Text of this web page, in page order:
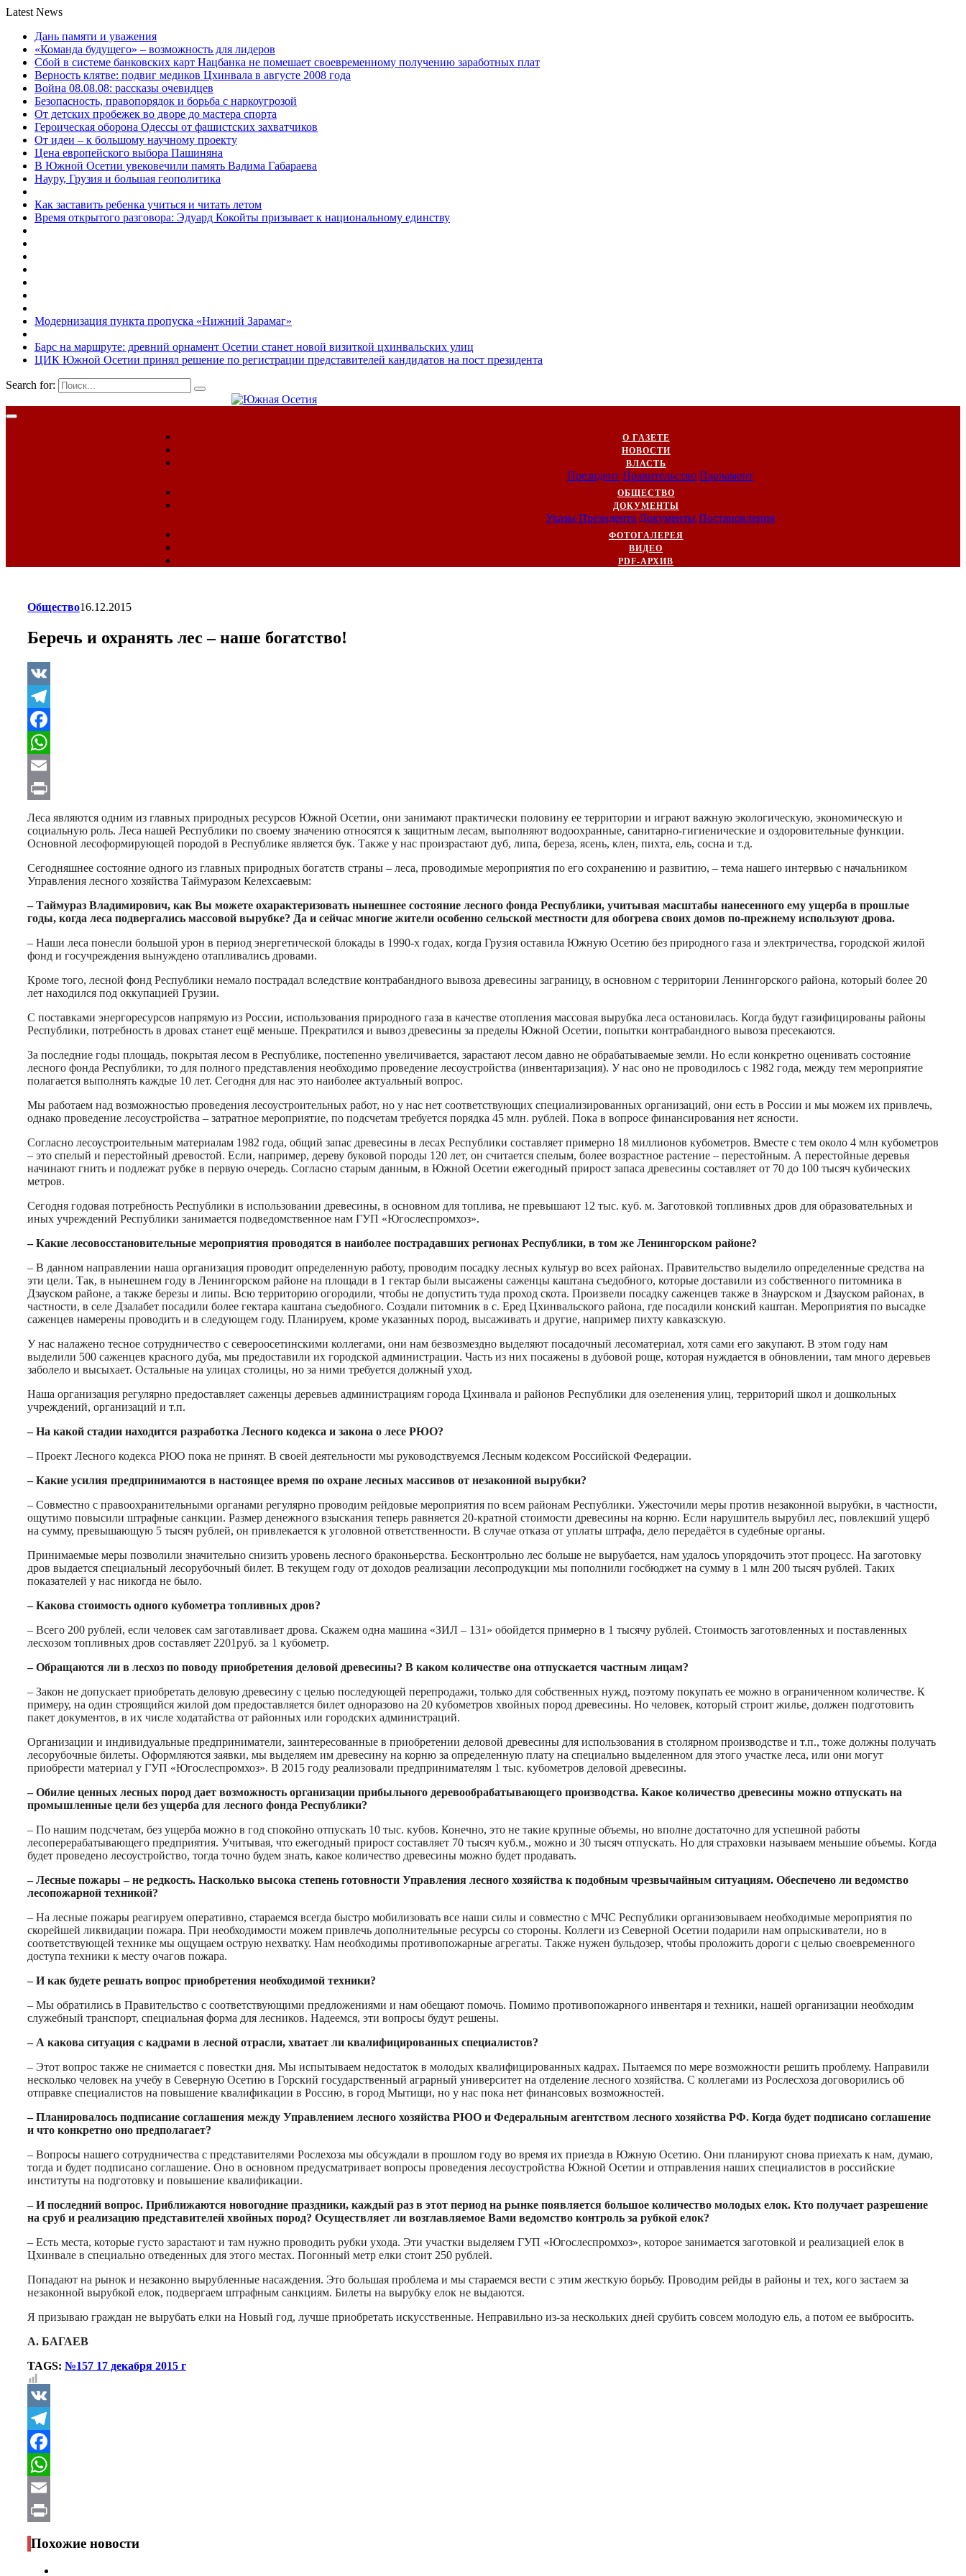
Latest News
Дань памяти и уважения
«Команда будущего» – возможность для лидеров
Сбой в системе банковских карт Нацбанка не помешает своевременному получению заработных плат
Верность клятве: подвиг медиков Цхинвала в августе 2008 года
Война 08.08.08: рассказы очевидцев
Безопасность, правопорядок и борьба с наркоугрозой
От детских пробежек во дворе до мастера спорта
Героическая оборона Одессы от фашистских захватчиков
От идеи – к большому научному проекту
Цена европейского выбора Пашиняна
В Южной Осетии увековечили память Вадима Габараева
Науру, Грузия и большая геополитика
Как заставить ребенка учиться и читать летом
Время открытого разговора: Эдуард Кокойты призывает к национальному единству
Модернизация пункта пропуска «Нижний Зарамаг»
Барс на маршруте: древний орнамент Осетии станет новой визиткой цхинвальских улиц
ЦИК Южной Осетии принял решение по регистрации представителей кандидатов на пост президента
Search for:
О ГАЗЕТЕ
НОВОСТИ
ВЛАСТЬ
Президент Правительство Парламент
ОБЩЕСТВО
ДОКУМЕНТЫ
Указы Президента Документы Постановления
ФОТОГАЛЕРЕЯ
ВИДЕО
PDF-АРХИВ
Общество16.12.2015
Беречь и охранять лес – наше богатство!
VK
Telegram
Facebook
WhatsApp
Email
Print
Леса являются одним из главных природных ресурсов Южной Осетии, они занимают практически половину ее территории и играют важную экологическую, экономическую и
социальную роль. Леса нашей Республики по своему значению относятся к защитным лесам, выполняют водоохранные, санитарно-гигиенические и оздоровительные функции.
Основной лесоформирующей породой в Республике является бук. Также у нас произрастают дуб, липа, береза, ясень, клен, пихта, ель, сосна и т.д.
Сегодняшнее состояние одного из главных природных богатств страны – леса, проводимые мероприятия по его сохранению и развитию, – тема нашего интервью с начальником
Управления лесного хозяйства Таймуразом Келехсаевым:
– Таймураз Владимирович, как Вы можете охарактеризовать нынешнее состояние лесного фонда Республики, учитывая масштабы нанесенного ему ущерба в прошлые
годы, когда леса подвергались массовой вырубке? Да и сейчас многие жители особенно сельской местности для обогрева своих домов по-прежнему используют дрова.
– Наши леса понесли большой урон в период энергетической блокады в 1990-х годах, когда Грузия оставила Южную Осетию без природного газа и электричества, городской жилой
фонд и госучреждения вынуждено отапливались дровами.
Кроме того, лесной фонд Республики немало пострадал вследствие контрабандного вывоза древесины заграницу, в основном с территории Ленингорского района, который более 20
лет находился под оккупацией Грузии.
С поставками энергоресурсов напрямую из России, использования природного газа в качестве отопления массовая вырубка леса остановилась. Когда будут газифицированы районы
Республики, потребность в дровах станет ещё меньше. Прекратился и вывоз древесины за пределы Южной Осетии, попытки контрабандного вывоза пресекаются.
За последние годы площадь, покрытая лесом в Республике, постепенно увеличивается, зарастают лесом давно не обрабатываемые земли. Но если конкретно оценивать состояние
лесного фонда Республики, то для полного представления необходимо проведение лесоустройства (инвентаризация). У нас оно не проводилось с 1982 года, между тем мероприятие
полагается выполнять каждые 10 лет. Сегодня для нас это наиболее актуальный вопрос.
Мы работаем над возможностью проведения лесоустроительных работ, но у нас нет соответствующих специализированных организаций, они есть в России и мы можем их привлечь,
однако проведение лесоустройства – затратное мероприятие, по подсчетам требуется порядка 45 млн. рублей. Пока в вопросе финансирования нет ясности.
Согласно лесоустроительным материалам 1982 года, общий запас древесины в лесах Республики составляет примерно 18 миллионов кубометров. Вместе с тем около 4 млн кубометров
– это спелый и перестойный древостой. Если, например, дереву буковой породы 120 лет, он считается спелым, более возрастное растение – перестойным. А перестойные деревья
начинают гнить и подлежат рубке в первую очередь. Согласно старым данным, в Южной Осетии ежегодный прирост запаса древесины составляет от 70 до 100 тысяч кубических
метров.
Сегодня годовая потребность Республики в использовании древесины, в основном для топлива, не превышают 12 тыс. куб. м. Заготовкой топливных дров для образовательных и
иных учреждений Республики занимается подведомственное нам ГУП «Югослеспромхоз».
– Какие лесовосстановительные мероприятия проводятся в наиболее пострадавших регионах Республики, в том же Ленингорском районе?
– В данном направлении наша организация проводит определенную работу, проводим посадку лесных культур во всех районах. Правительство выделило определенные средства на
эти цели. Так, в нынешнем году в Ленингорском районе на площади в 1 гектар были высажены саженцы каштана съедобного, которые доставили из собственного питомника в
Дзауском районе, а также березы и липы. Всю территорию огородили, чтобы не допустить туда проход скота. Произвели посадку саженцев также в Знаурском и Дзауском районах, в
частности, в селе Дзалабет посадили более гектара каштана съедобного. Создали питомник в с. Еред Цхинвальского района, где посадили конский каштан. Мероприятия по высадке
саженцев намерены проводить и в следующем году. Планируем, кроме указанных пород, высаживать и другие, например пихту кавказскую.
У нас налажено тесное сотрудничество с североосетинскими коллегами, они нам безвозмездно выделяют посадочный лесоматериал, хотя сами его закупают. В этом году нам
выделили 500 саженцев красного дуба, мы предоставили их городской администрации. Часть из них посажены в дубовой роще, которая нуждается в обновлении, там много деревьев
заболело и высыхает. Остальные на улицах столицы, но за ними требуется должный уход.
Наша организация регулярно предоставляет саженцы деревьев администрациям города Цхинвала и районов Республики для озеленения улиц, территорий школ и дошкольных
учреждений, организаций и т.п.
– На какой стадии находится разработка Лесного кодекса и закона о лесе РЮО?
– Проект Лесного кодекса РЮО пока не принят. В своей деятельности мы руководствуемся Лесным кодексом Российской Федерации.
– Какие усилия предпринимаются в настоящее время по охране лесных массивов от незаконной вырубки?
– Совместно с правоохранительными органами регулярно проводим рейдовые мероприятия по всем районам Республики. Ужесточили меры против незаконной вырубки, в частности,
ощутимо повысили штрафные санкции. Размер денежного взыскания теперь равняется 20-кратной стоимости древесины на корню. Если нарушитель вырубил лес, повлекший ущерб
на сумму, превышающую 5 тысяч рублей, он привлекается к уголовной ответственности. В случае отказа от уплаты штрафа, дело передаётся в судебные органы.
Принимаемые меры позволили значительно снизить уровень лесного браконьерства. Бесконтрольно лес больше не вырубается, нам удалось упорядочить этот процесс. На заготовку
дров выдается специальный лесорубочный билет. В текущем году от доходов реализации лесопродукции мы пополнили госбюджет на сумму в 1 млн 200 тысяч рублей. Таких
показателей у нас никогда не было.
– Какова стоимость одного кубометра топливных дров?
– Всего 200 рублей, если человек сам заготавливает дрова. Скажем одна машина «ЗИЛ – 131» обойдется примерно в 1 тысячу рублей. Стоимость заготовленных и поставленных
лесхозом топливных дров составляет 2201руб. за 1 кубометр.
– Обращаются ли в лесхоз по поводу приобретения деловой древесины? В каком количестве она отпускается частным лицам?
– Закон не допускает приобретать деловую древесину с целью последующей перепродажи, только для собственных нужд, поэтому покупать ее можно в ограниченном количестве. К
примеру, на один строящийся жилой дом предоставляется билет одноразово на 20 кубометров хвойных пород древесины. Но человек, который строит жилье, должен подготовить
пакет документов, в их числе ходатайства от районных или городских администраций.
Организации и индивидуальные предприниматели, заинтересованные в приобретении деловой древесины для использования в столярном производстве и т.п., тоже должны получать
лесорубочные билеты. Оформляются заявки, мы выделяем им древесину на корню за определенную плату на специально выделенном для этого участке леса, или они могут
приобрести материал у ГУП «Югослеспромхоз». В 2015 году реализовали предпринимателям 1 тыс. кубометров деловой древесины.
– Обилие ценных лесных пород дает возможность организации прибыльного деревообрабатывающего производства. Какое количество древесины можно отпускать на
промышленные цели без ущерба для лесного фонда Республики?
– По нашим подсчетам, без ущерба можно в год спокойно отпускать 10 тыс. кубов. Конечно, это не такие крупные объемы, но вполне достаточно для успешной работы
лесоперерабатывающего предприятия. Учитывая, что ежегодный прирост составляет 70 тысяч куб.м., можно и 30 тысяч отпускать. Но для страховки называем меньшие объемы. Когда
будет проведено лесоустройство, тогда точно будем знать, какое количество древесины можно будет продавать.
– Лесные пожары – не редкость. Насколько высока степень готовности Управления лесного хозяйства к подобным чрезвычайным ситуациям. Обеспечено ли ведомство
лесопожарной техникой?
– На лесные пожары реагируем оперативно, стараемся всегда быстро мобилизовать все наши силы и совместно с МЧС Республики организовываем необходимые мероприятия по
скорейшей ликвидации пожара. При необходимости можем привлечь дополнительные ресурсы со стороны. Коллеги из Северной Осетии подарили нам опрыскиватели, но в
соответствующей технике мы ощущаем острую нехватку. Нам необходимы противопожарные агрегаты. Также нужен бульдозер, чтобы проложить дороги с целью своевременного
доступа техники к месту очагов пожара.
– И как будете решать вопрос приобретения необходимой техники?
– Мы обратились в Правительство с соответствующими предложениями и нам обещают помочь. Помимо противопожарного инвентаря и техники, нашей организации необходим
служебный транспорт, специальная форма для лесников. Надеемся, эти вопросы будут решены.
– А какова ситуация с кадрами в лесной отрасли, хватает ли квалифицированных специалистов?
– Этот вопрос также не снимается с повестки дня. Мы испытываем недостаток в молодых квалифицированных кадрах. Пытаемся по мере возможности решить проблему. Направили
несколько человек на учебу в Северную Осетию в Горский государственный аграрный университет на отделение лесного хозяйства. С коллегами из Рослесхоза договорились об
отправке специалистов на повышение квалификации в Россию, в город Мытищи, но у нас пока нет финансовых возможностей.
– Планировалось подписание соглашения между Управлением лесного хозяйства РЮО и Федеральным агентством лесного хозяйства РФ. Когда будет подписано соглашение
и что конкретно оно предполагает?
– Вопросы нашего сотрудничества с представителями Рослехоза мы обсуждали в прошлом году во время их приезда в Южную Осетию. Они планируют снова приехать к нам, думаю,
тогда и будет подписано соглашение. Оно в основном предусматривает вопросы проведения лесоустройства Южной Осетии и отправления наших специалистов в российские
институты на подготовку и повышение квалификации.
– И последний вопрос. Приближаются новогодние праздники, каждый раз в этот период на рынке появляется большое количество молодых елок. Кто получает разрешение
на сруб и реализацию представителей хвойных пород? Осуществляет ли возглавляемое Вами ведомство контроль за рубкой елок?
– Есть места, которые густо зарастают и там нужно проводить рубки ухода. Эти участки выделяем ГУП «Югослеспромхоз», которое занимается заготовкой и реализацией елок в
Цхинвале в специально отведенных для этого местах. Погонный метр елки стоит 250 рублей.
Попадают на рынок и незаконно вырубленные насаждения. Это большая проблема и мы стараемся вести с этим жесткую борьбу. Проводим рейды в районы и тех, кого застаем за
незаконной вырубкой елок, подвергаем штрафным санкциям. Билеты на вырубку елок не выдаются.
Я призываю граждан не вырубать елки на Новый год, лучше приобретать искусственные. Неправильно из-за нескольких дней срубить совсем молодую ель, а потом ее выбросить.
А. БАГАЕВ
TAGS: №157 17 декабря 2015 г
VK
Telegram
Facebook
WhatsApp
Email
Print
Похожие новости